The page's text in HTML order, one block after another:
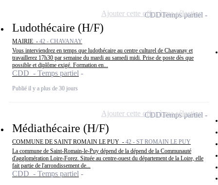
Ludothécaire (H/F)
MAIRIE - 42 - CHAVANAY
Vous interviendrez en temps que ludothécaire au centre culturel de Chavanay et
travaillerez 17h30 par semaine du mardi au samedi midi. Prise de poste dès que
possible et diplôme exigé. Formation en...
CDD - Temps partiel
Publié il y a plus de 30 jours
CDDTemps partiel
Ajouter cette offre à ma sélection
Médiathécaire (H/F)
COMMUNE DE SAINT ROMAIN LE PUY - 42 - ST ROMAIN LE PUY
La commune de Saint-Romain-le-Puy dépend de la dépend de la Communauté
d'agglomération Loire-Forez. Située au centre-ouest du département de la Loire, elle
fait partie de l'arrondissement de...
CDD - Temps partiel
CDDTemps partiel
Ajouter cette offre à ma sélection